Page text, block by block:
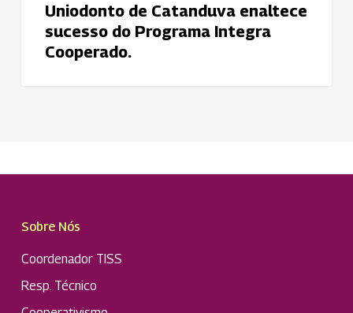
Uniodonto de Catanduva enaltece
sucesso do Programa Integra
Cooperado.
Sobre Nós
Coordenador TISS
Resp. Técnico